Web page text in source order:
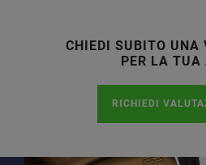
CHIEDI SUBITO UNA
PER LA TUA
RICHIEDI